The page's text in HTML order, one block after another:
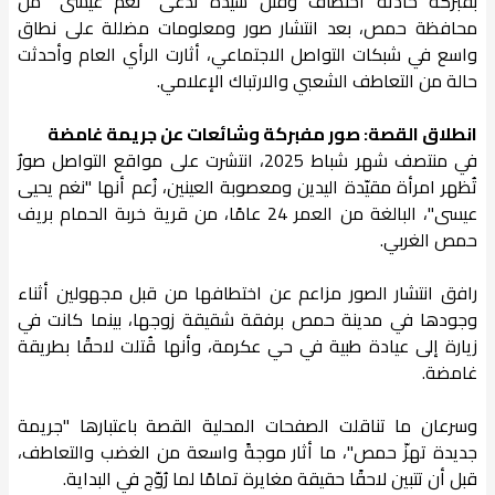
محافظة حمص، بعد انتشار صور ومعلومات مضللة على نطاق
واسع في شبكات التواصل الاجتماعي، أثارت الرأي العام وأحدثت
حالة من التعاطف الشعبي والارتباك الإعلامي.
انطلاق القصة: صور مفبركة وشائعات عن جريمة غامضة
في منتصف شهر شباط 2025، انتشرت على مواقع التواصل صورٌ
تُظهر امرأة مقيّدة اليدين ومعصوبة العينين، زُعم أنها "نغم يحيى
عيسى"، البالغة من العمر 24 عامًا، من قرية خربة الحمام بريف
حمص الغربي.
رافق انتشار الصور مزاعم عن اختطافها من قبل مجهولين أثناء
وجودها في مدينة حمص برفقة شقيقة زوجها، بينما كانت في
زيارة إلى عيادة طبية في حي عكرمة، وأنها قُتلت لاحقًا بطريقة
غامضة.
وسرعان ما تناقلت الصفحات المحلية القصة باعتبارها "جريمة
جديدة تهزّ حمص"، ما أثار موجةً واسعة من الغضب والتعاطف،
قبل أن تتبين لاحقًا حقيقة مغايرة تمامًا لما رُوّج في البداية.